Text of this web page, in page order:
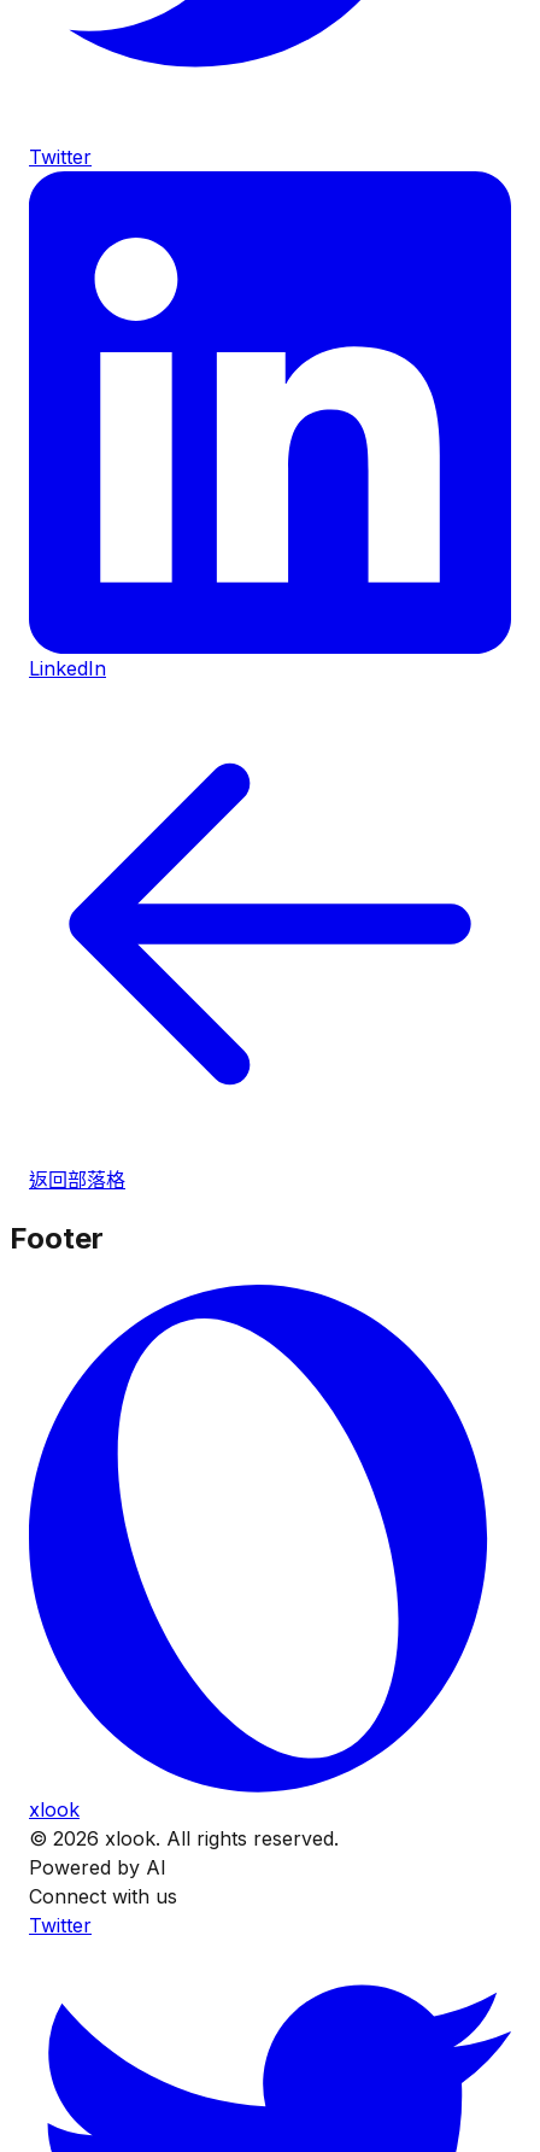
Twitter
LinkedIn
返回部落格
Footer
xlook
© 2026 xlook. All rights reserved.
Powered by AI
Connect with us
Twitter